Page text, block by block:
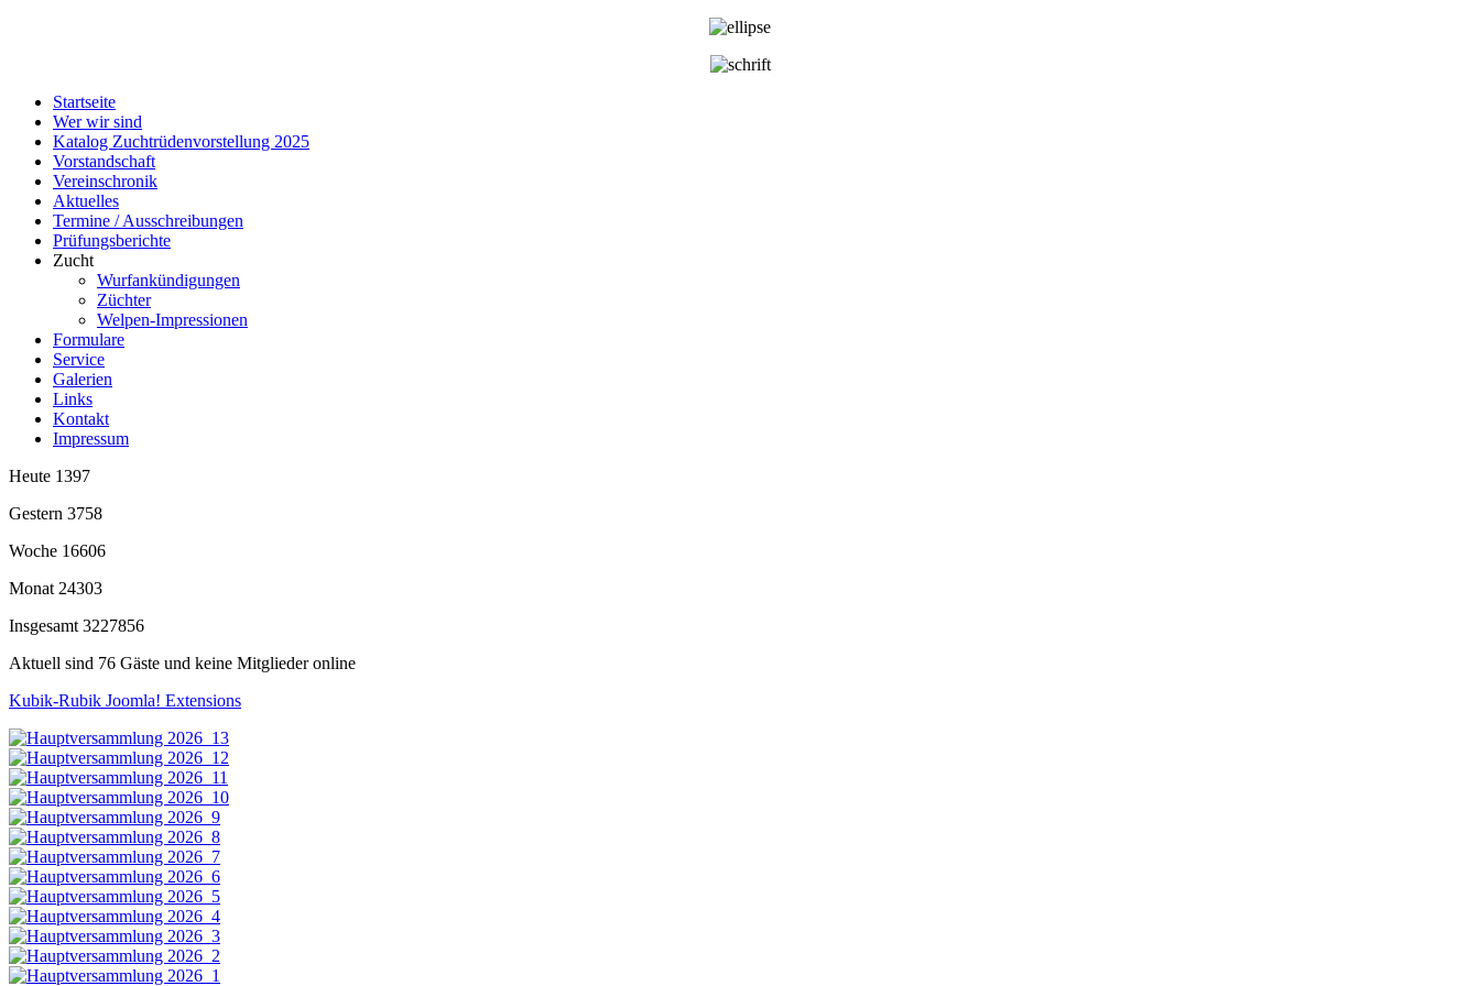
Startseite
Wer wir sind
Katalog Zuchtrüdenvorstellung 2025
Vorstandschaft
Vereinschronik
Aktuelles
Termine / Ausschreibungen
Prüfungsberichte
Zucht
Wurfankündigungen
Züchter
Welpen-Impressionen
Formulare
Service
Galerien
Links
Kontakt
Impressum
Heute 1397
Gestern 3758
Woche 16606
Monat 24303
Insgesamt 3227856
Aktuell sind 76 Gäste und keine Mitglieder online
Kubik-Rubik Joomla! Extensions